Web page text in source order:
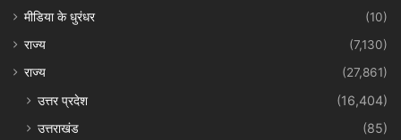
मीडिया के धुरंधर
(10)
राज्य
(7,130)
राज्य
(27,861)
उत्तर प्रदेश
(16,404)
उत्तराखंड
(85)